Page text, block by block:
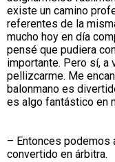
existe un camino
referentes de la
mucho hoy en día
pensé que pudiera
importante. Pero sí, a
pellizcarme. Me
balonmano es
es algo fantástico en
– Entonces podemos
convertido en árbitra.